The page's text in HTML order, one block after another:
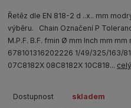
Řetěz dle EN 818-2 d ..x.. mm
výběru. Chain Označení P
M.P.F. B.F. fmin Ø mm Inch mm
678101316202226 1/49/325/163/
07C8182X 08C8182X 10C818...
Dostupnost
skladem